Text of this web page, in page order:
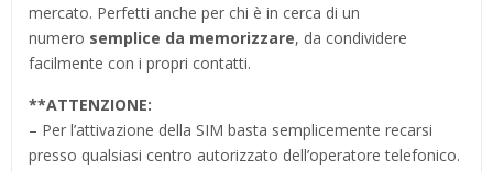
mercato. Perfetti anche per chi è in cerca di un
numero semplice da memorizzare, da condividere
facilmente con i propri contatti.
**ATTENZIONE:
– Per l’attivazione della SIM basta semplicemente recarsi
presso qualsiasi centro autorizzato dell’operatore telefonico.